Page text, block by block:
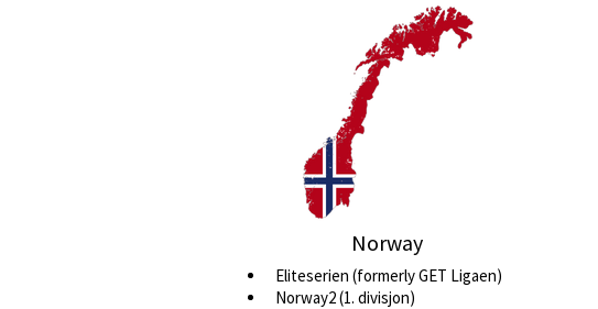
Norway
Eliteserien (formerly GET Ligaen)
Norway2 (1. divisjon)